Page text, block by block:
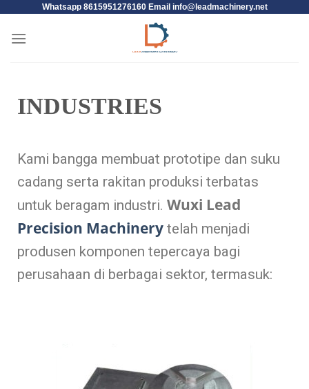
Whatsapp 8615951276160 Email info@leadmachinery.net
INDUSTRIES
Kami bangga membuat prototipe dan suku
cadang serta rakitan produksi terbatas
untuk beragam industri. Wuxi Lead
Precision Machinery telah menjadi
produsen komponen tepercaya bagi
perusahaan di berbagai sektor, termasuk: